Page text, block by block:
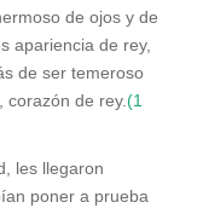
de ojos y de
apariencia de rey,
de ser temeroso
de rey.(1
les llegaron
poner a prueba